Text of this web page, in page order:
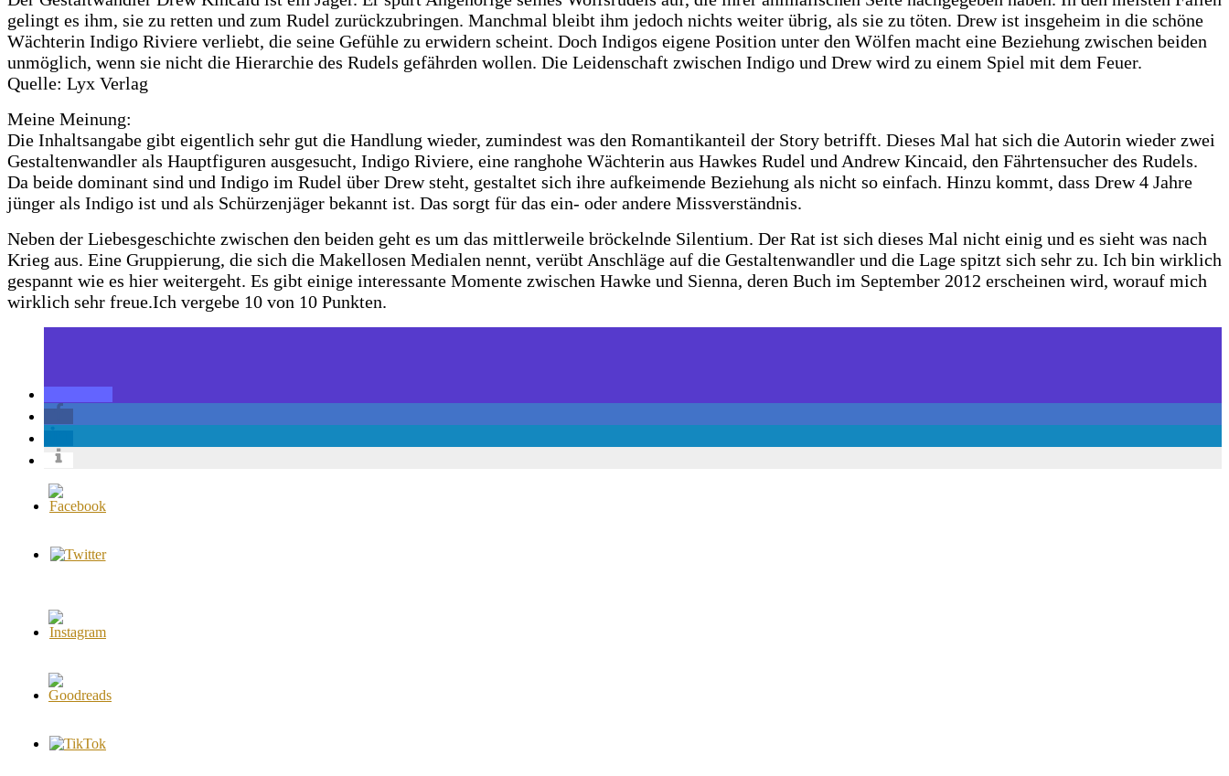
gelingt es ihm, sie zu retten und zum Rudel zurückzubringen. Manchmal bleibt ihm jedoch nichts weiter übrig, als sie zu töten. Drew ist insgeheim in die schöne
Wächterin Indigo Riviere verliebt, die seine Gefühle zu erwidern scheint. Doch Indigos eigene Position unter den Wölfen macht eine Beziehung zwischen beiden
unmöglich, wenn sie nicht die Hierarchie des Rudels gefährden wollen. Die Leidenschaft zwischen Indigo und Drew wird zu einem Spiel mit dem Feuer.
Quelle: Lyx Verlag
Meine Meinung:
Die Inhaltsangabe gibt eigentlich sehr gut die Handlung wieder, zumindest was den Romantikanteil der Story betrifft. Dieses Mal hat sich die Autorin wieder zwei
Gestaltenwandler als Hauptfiguren ausgesucht, Indigo Riviere, eine ranghohe Wächterin aus Hawkes Rudel und Andrew Kincaid, den Fährtensucher des Rudels.
Da beide dominant sind und Indigo im Rudel über Drew steht, gestaltet sich ihre aufkeimende Beziehung als nicht so einfach. Hinzu kommt, dass Drew 4 Jahre
jünger als Indigo ist und als Schürzenjäger bekannt ist. Das sorgt für das ein- oder andere Missverständnis.
Neben der Liebesgeschichte zwischen den beiden geht es um das mittlerweile bröckelnde Silentium. Der Rat ist sich dieses Mal nicht einig und es sieht was nach
Krieg aus. Eine Gruppierung, die sich die Makellosen Medialen nennt, verübt Anschläge auf die Gestaltenwandler und die Lage spitzt sich sehr zu. Ich bin wirklich
gespannt wie es hier weitergeht. Es gibt einige interessante Momente zwischen Hawke und Sienna, deren Buch im September 2012 erscheinen wird, worauf mich
wirklich sehr freue.Ich vergebe 10 von 10 Punkten.